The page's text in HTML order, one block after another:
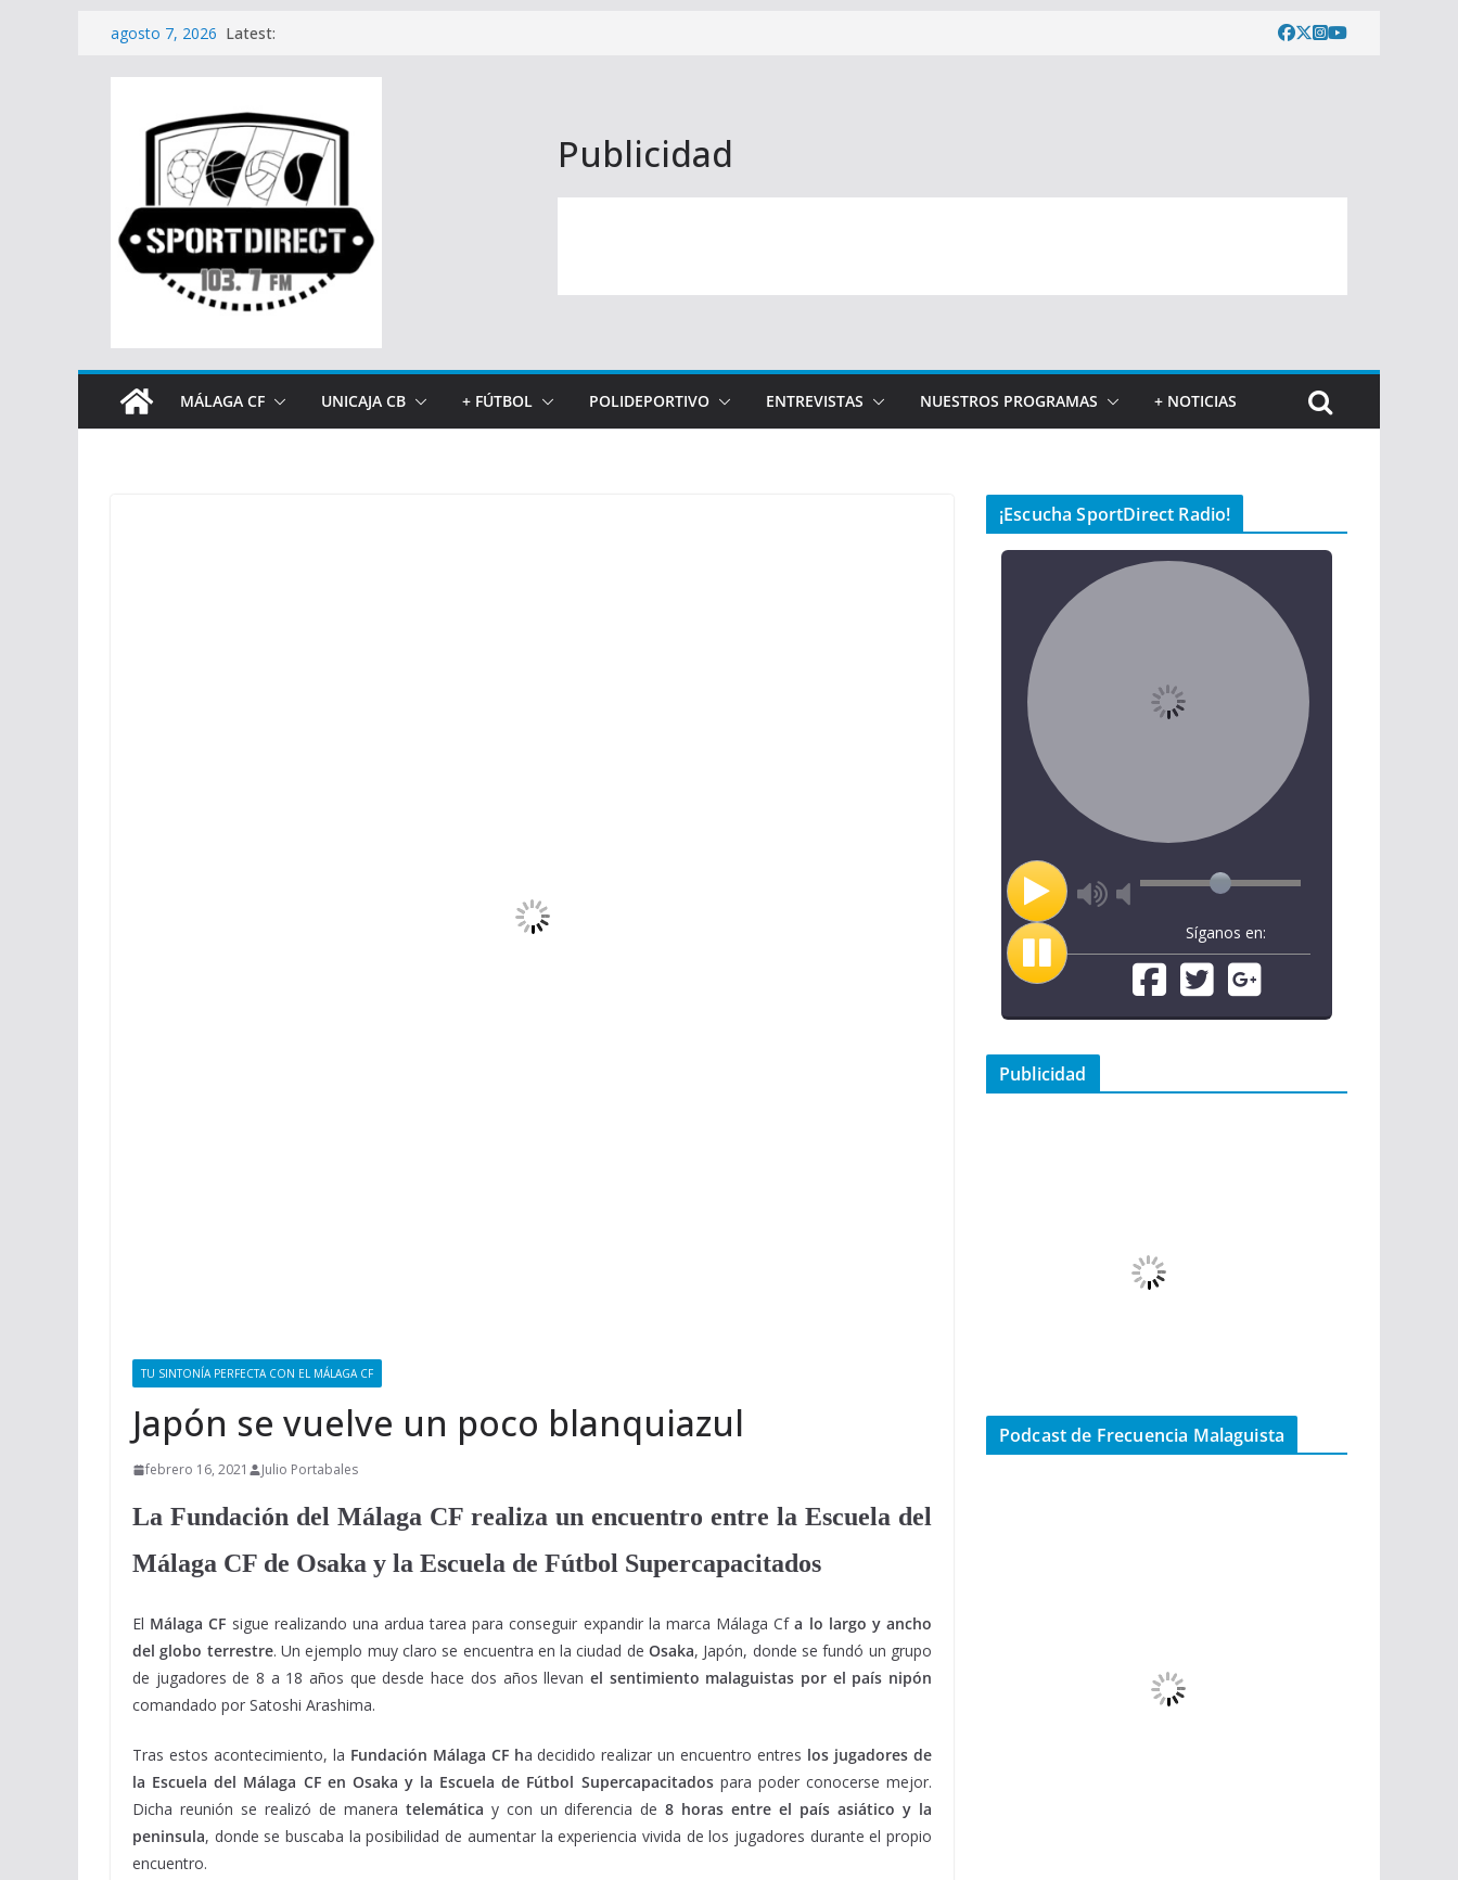
Saltaragosto 7, 2026 Latest:
Publicidad
MÁLAGA CF UNICAJA CB + FÚTBOL POLIDEPORTIVO ENTREVISTAS NUESTROS PROGRAMAS + NOTICIAS
TU SINTONÍA PERFECTA CON EL MÁLAGA CF
Japón se vuelve un poco blanquiazul
febrero 16, 2021 Julio Portabales
La Fundación del Málaga CF realiza un encuentro entre la Escuela del
Málaga CF de Osaka y la Escuela de Fútbol Supercapacitados
El Málaga CF sigue realizando una ardua tarea para conseguir expandir la marca Málaga Cfa lo largo y ancho
del globo terrestre. Un ejemplo muy claro se encuentra en la ciudad deOsaka, Japón, donde se fundó un grupo
de jugadores de 8 a 18 años que desde hace dos años llevan el sentimiento malaguistas por el país nipón
comandado por Satoshi Arashima.
Tras estos acontecimiento, la Fundación Málaga CF ha decidido realizar un encuentro entres los jugadores de
la Escuela del Málaga CF en Osaka y la Escuela de Fútbol Supercapacitadospara poder conocerse mejor.
Dicha reunión se realizó de manera telemática y con un diferencia de8 horas entre el país asiático y la
peninsula, donde se buscaba la posibilidad de aumentar la experiencia vivida de los jugadores durante el propio
encuentro.
¡Escucha SportDirect Radio!
Síganos en:
Publicidad
Podcast de Frecuencia Malaguista